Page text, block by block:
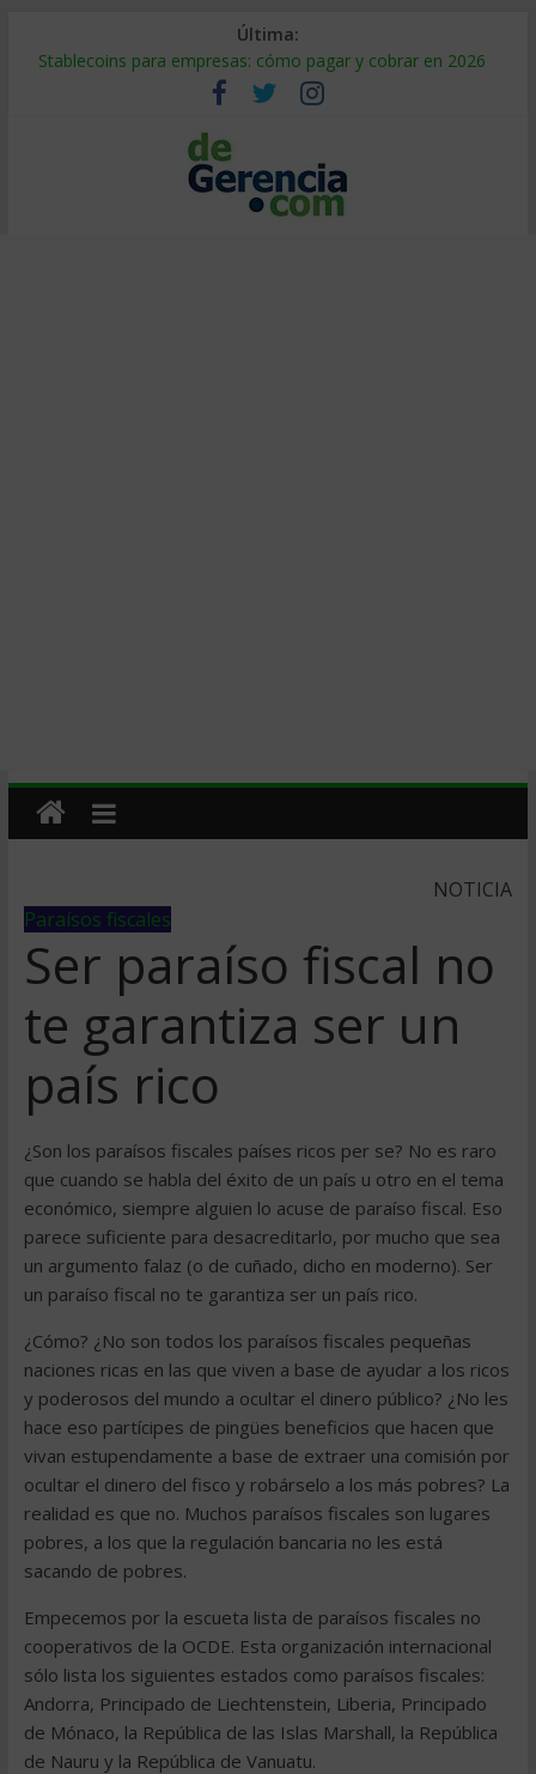
Última:
Stablecoins para empresas: cómo pagar y cobrar en 2026
Despido silencioso: qué es y por qué sale tan caro
IA en selección de personal: cómo auditarla a tiempo
Trabajo forzoso en la cadena de suministro: qué hacer
Mercado hispano de EE. UU.: cómo segmentarlo y venderle
NOTICIA
Paraísos fiscales
Ser paraíso fiscal no
te garantiza ser un
país rico
¿Son los paraísos fiscales países ricos per se? No es raro
que cuando se habla del éxito de un país u otro en el tema
económico, siempre alguien lo acuse de paraíso fiscal. Eso
parece suficiente para desacreditarlo, por mucho que sea
un argumento falaz (o de cuñado, dicho en moderno). Ser
un paraíso fiscal no te garantiza ser un país rico.
¿Cómo? ¿No son todos los paraísos fiscales pequeñas
naciones ricas en las que viven a base de ayudar a los ricos
y poderosos del mundo a ocultar el dinero público? ¿No les
hace eso partícipes de pingües beneficios que hacen que
vivan estupendamente a base de extraer una comisión por
ocultar el dinero del fisco y robárselo a los más pobres? La
realidad es que no. Muchos paraísos fiscales son lugares
pobres, a los que la regulación bancaria no les está
sacando de pobres.
Empecemos por la escueta lista de paraísos fiscales no
cooperativos de la OCDE. Esta organización internacional
sólo lista los siguientes estados como paraísos fiscales:
Andorra, Principado de Liechtenstein, Liberia, Principado
de Mónaco, la República de las Islas Marshall, la República
de Nauru y la República de Vanuatu.